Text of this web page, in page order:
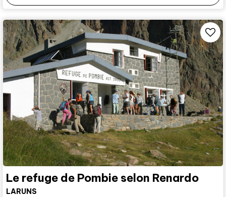
Le refuge de Pombie selon Renardo
LARUNS